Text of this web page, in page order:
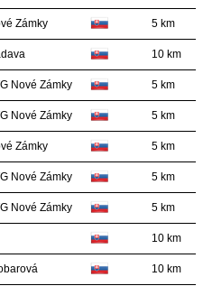
Zámky 5 km
10 km
Nové Zámky 5 km
Nové Zámky 5 km
Zámky 5 km
Nové Zámky 5 km
Nové Zámky 5 km
10 km
10 km